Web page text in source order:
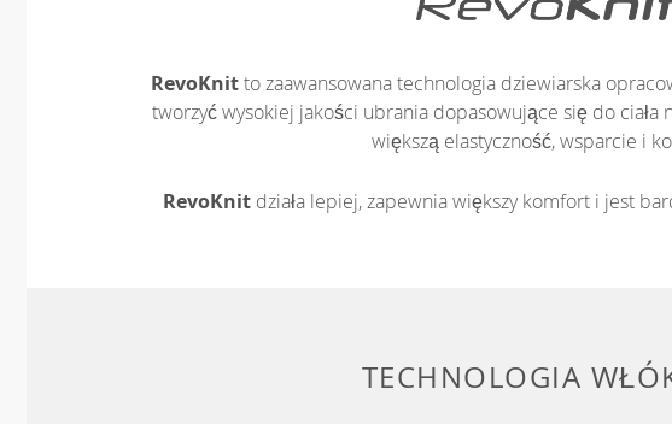
RevoKnitto zaawansowana technologia dziewiarska
tworzyć wysokiej jakości ubrania dopasowujące się do ciała
większą elastyczność, wsparcie i
RevoKnit działa lepiej, zapewnia większy komfort i jest
TECHNOLOGIA